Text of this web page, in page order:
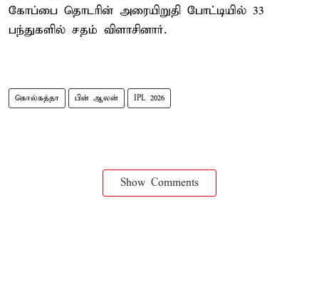
கோப்பை தொடரின் அரையிறுதி போட்டியில் 33
பந்துகளில் சதம் விளாசினார்.
கொல்கத்தா பின் ஆலன் IPL 2026
Show Comments